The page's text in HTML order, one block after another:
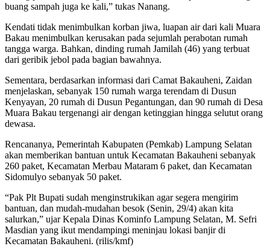
buang sampah juga ke kali,” tukas Nanang.
Kendati tidak menimbulkan korban jiwa, luapan air dari kali Muara
Bakau menimbulkan kerusakan pada sejumlah perabotan rumah
tangga warga. Bahkan, dinding rumah Jamilah (46) yang terbuat
dari geribik jebol pada bagian bawahnya.
Sementara, berdasarkan informasi dari Camat Bakauheni, Zaidan
menjelaskan, sebanyak 150 rumah warga terendam di Dusun
Kenyayan, 20 rumah di Dusun Pegantungan, dan 90 rumah di Desa
Muara Bakau tergenangi air dengan ketinggian hingga selutut orang
dewasa.
Rencananya, Pemerintah Kabupaten (Pemkab) Lampung Selatan
akan memberikan bantuan untuk Kecamatan Bakauheni sebanyak
260 paket, Kecamatan Merbau Mataram 6 paket, dan Kecamatan
Sidomulyo sebanyak 50 paket.
“Pak Plt Bupati sudah menginstrukikan agar segera mengirim
bantuan, dan mudah-mudahan besok (Senin, 29/4) akan kita
salurkan,” ujar Kepala Dinas Kominfo Lampung Selatan, M. Sefri
Masdian yang ikut mendampingi meninjau lokasi banjir di
Kecamatan Bakauheni. (rilis/kmf)